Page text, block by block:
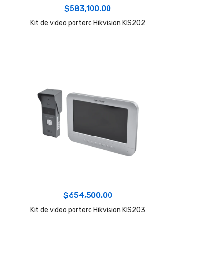
$583,100.00
Kit de video portero Hikvision KIS202
$654,500.00
Kit de video portero Hikvision KIS203